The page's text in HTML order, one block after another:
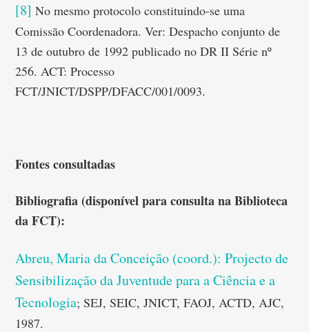
[8] No mesmo protocolo constituindo-se uma
Comissão Coordenadora. Ver: Despacho conjunto de
13 de outubro de 1992 publicado no DR II Série nº
256. ACT: Processo
FCT/JNICT/DSPP/DFACC/001/0093.
Fontes consultadas
Bibliografia (disponível para consulta na Biblioteca
da FCT):
Abreu, Maria da Conceição (coord.): Projecto de
Sensibilização da Juventude para a Ciência e a
Tecnologia; SEJ, SEIC, JNICT, FAOJ, ACTD, AJC,
1987.